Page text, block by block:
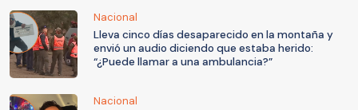
Nacional
Lleva cinco días desaparecido en la montaña y
envió un audio diciendo que estaba herido:
“¿Puede llamar a una ambulancia?”
Nacional